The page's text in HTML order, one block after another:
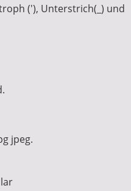
('), Unterstrich(_) und
jpeg.